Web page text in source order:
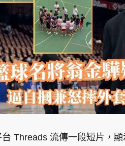
牌
Threads 流傳一段短片，